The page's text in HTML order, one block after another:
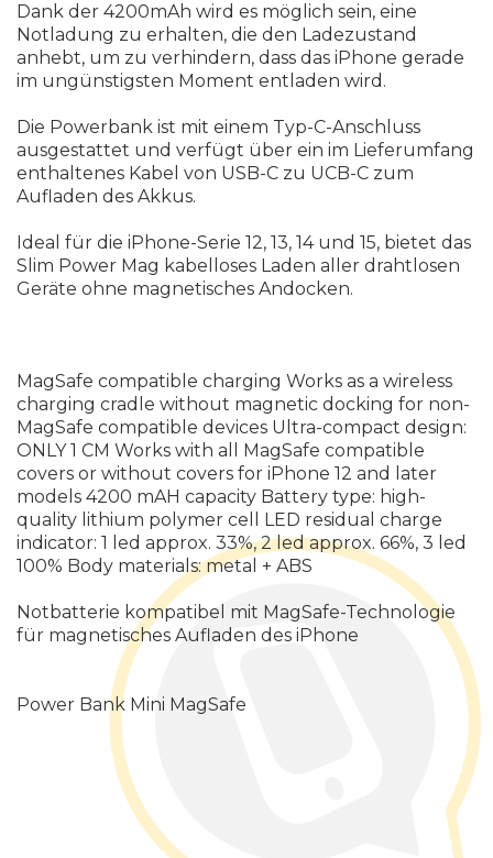
Dank der 4200mAh wird es möglich sein, eine
Notladung zu erhalten, die den Ladezustand
anhebt, um zu verhindern, dass das iPhone gerade
im ungünstigsten Moment entladen wird.
Die Powerbank ist mit einem Typ-C-Anschluss
ausgestattet und verfügt über ein im Lieferumfang
enthaltenes Kabel von USB-C zu UCB-C zum
Aufladen des Akkus.
Ideal für die iPhone-Serie 12, 13, 14 und 15, bietet das
Slim Power Mag kabelloses Laden aller drahtlosen
Geräte ohne magnetisches Andocken.
MagSafe compatible charging Works as a wireless
charging cradle without magnetic docking for non-
MagSafe compatible devices Ultra-compact design:
ONLY 1 CM Works with all MagSafe compatible
covers or without covers for iPhone 12 and later
models 4200 mAH capacity Battery type: high-
quality lithium polymer cell LED residual charge
indicator: 1 led approx. 33%, 2 led approx. 66%, 3 led
100% Body materials: metal + ABS
Notbatterie kompatibel mit MagSafe-Technologie
für magnetisches Aufladen des iPhone
Power Bank Mini MagSafe